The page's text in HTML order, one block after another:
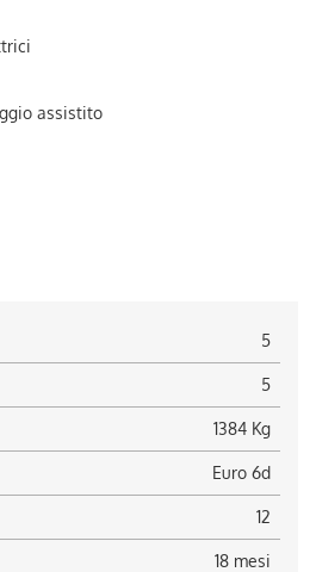
assistito
5
5
1384 Kg
Euro 6d
12
18 mesi